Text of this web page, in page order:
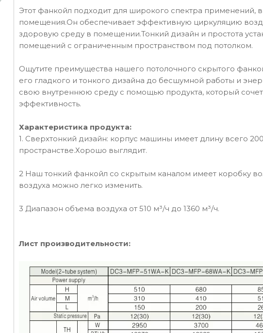
Этот фанкойл подходит для широкого спектра
помещения.Он обеспечивает эффективную циркуляцию
здоровую среду в помещении.Тонкий дизайн и простота
помещений с ограниченным пространством под потолком.
Ощутите преимущества нашего потолочного скрытого
его гладкого и тонкого дизайна до бесшумной работы и
свою внутреннюю среду с помощью продукта, который
эффективность.
Характеристика продукта:
1. Сверхтонкий дизайн: корпус машины имеет длину всего
пространстве.Хорошо выглядит.
2 Наш тонкий фанкойл со скрытым каналом имеет коробку
воздуха можно легко изменить.
3 Диапазон объема воздуха от 510 м³/ч до 1360 м³/ч.
Лист производительности: